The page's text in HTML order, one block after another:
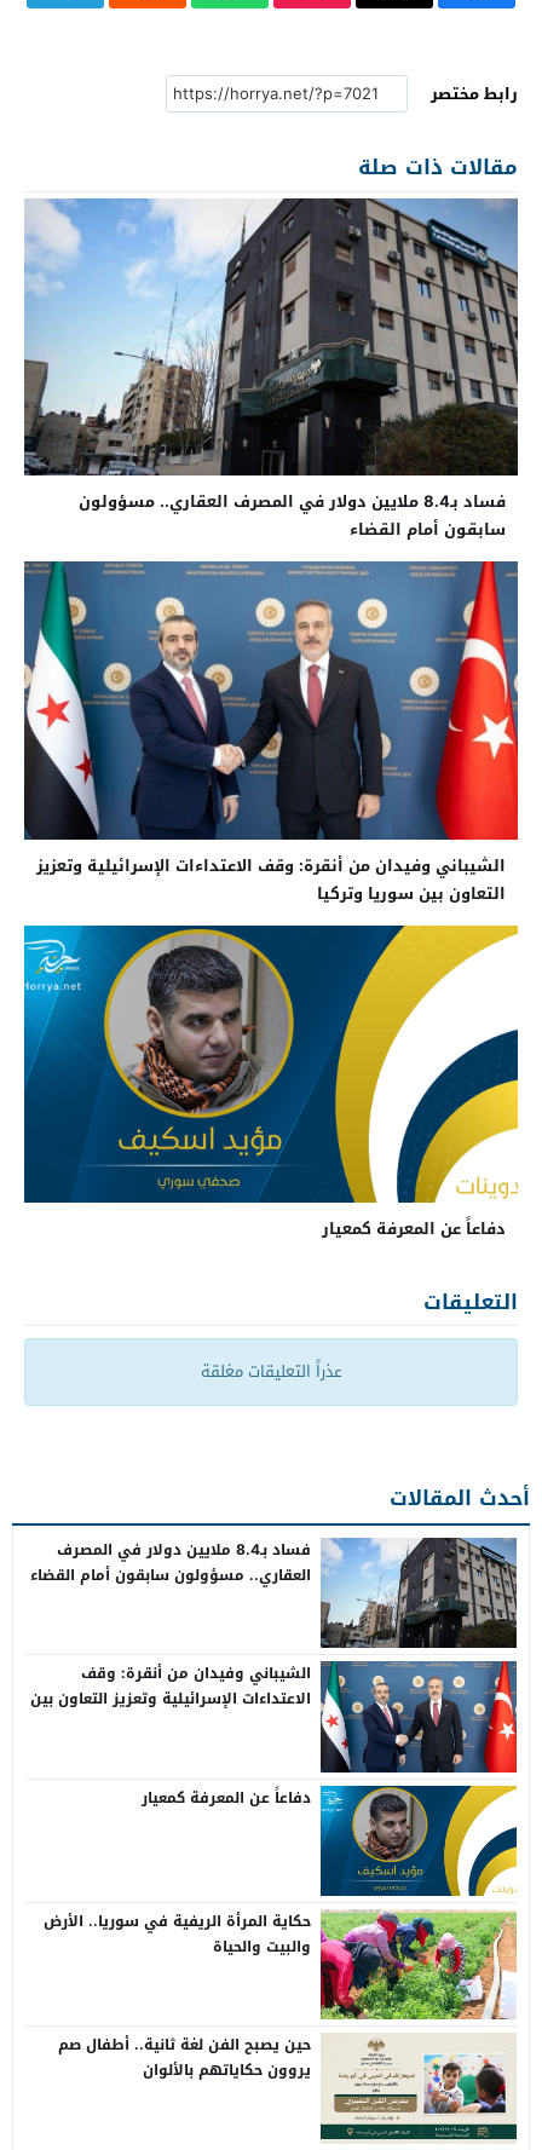
رابط مختصر
مقالات ذات صلة
فساد بـ8.4 ملايين دولار في المصرف العقاري.. مسؤولون
سابقون أمام القضاء
الشيباني وفيدان من أنقرة: وقف الاعتداءات الإسرائيلية وتعزيز
التعاون بين سوريا وتركيا
دفاعاً عن المعرفة كمعيار
التعليقات
عذراً التعليقات مغلقة
أحدث المقالات
فساد بـ8.4 ملايين دولار في المصرف
العقاري.. مسؤولون سابقون أمام القضاء
الشيباني وفيدان من أنقرة: وقف
الاعتداءات الإسرائيلية وتعزيز التعاون بين
دفاعاً عن المعرفة كمعيار
حكاية المرأة الريفية في سوريا.. الأرض
والبيت والحياة
حين يصبح الفن لغة ثانية.. أطفال صم
يروون حكاياتهم بالألوان